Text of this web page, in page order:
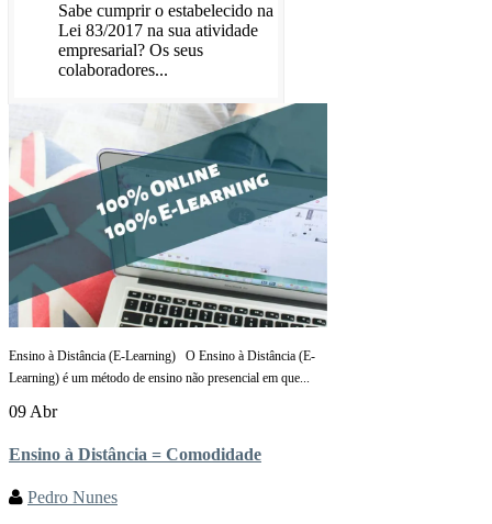
Sabe cumprir o estabelecido na
Lei 83/2017 na sua atividade
empresarial? Os seus
colaboradores...
Ensino à Distância (E-Learning) O Ensino à Distância (E-
Learning) é um método de ensino não presencial em que...
09 Abr
Ensino à Distância = Comodidade
Pedro Nunes